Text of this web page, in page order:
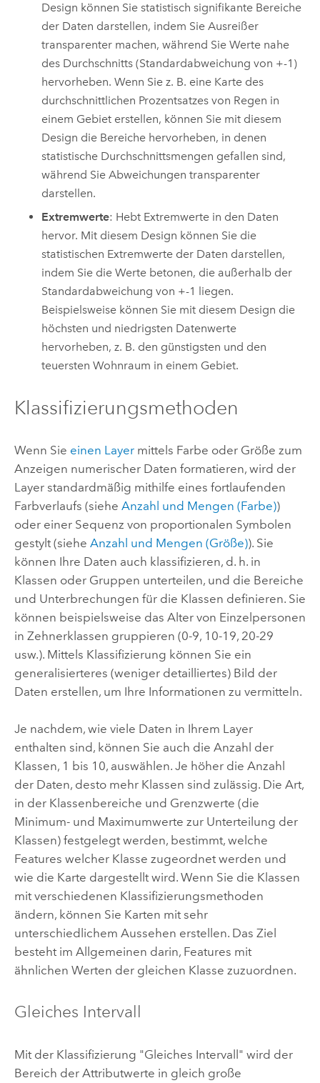
Design können Sie statistisch signifikante Bereiche
der Daten darstellen, indem Sie Ausreißer
transparenter machen, während Sie Werte nahe
des Durchschnitts (Standardabweichung von +-1)
hervorheben. Wenn Sie z. B. eine Karte des
durchschnittlichen Prozentsatzes von Regen in
einem Gebiet erstellen, können Sie mit diesem
Design die Bereiche hervorheben, in denen
statistische Durchschnittsmengen gefallen sind,
während Sie Abweichungen transparenter
darstellen.
Extremwerte: Hebt Extremwerte in den Daten
hervor. Mit diesem Design können Sie die
statistischen Extremwerte der Daten darstellen,
indem Sie die Werte betonen, die außerhalb der
Standardabweichung von +-1 liegen.
Beispielsweise können Sie mit diesem Design die
höchsten und niedrigsten Datenwerte
hervorheben, z. B. den günstigsten und den
teuersten Wohnraum in einem Gebiet.
Klassifizierungsmethoden
Wenn Sie einen Layermittels Farbe oder Größe zum
Anzeigen numerischer Daten formatieren, wird der
Layer standardmäßig mithilfe eines fortlaufenden
Farbverlaufs (siehe Anzahl und Mengen (Farbe))
oder einer Sequenz von proportionalen Symbolen
gestylt (siehe Anzahl und Mengen (Größe)). Sie
können Ihre Daten auch klassifizieren, d. h. in
Klassen oder Gruppen unterteilen, und die Bereiche
und Unterbrechungen für die Klassen definieren. Sie
können beispielsweise das Alter von Einzelpersonen
in Zehnerklassen gruppieren (0-9, 10-19, 20-29
usw.). Mittels Klassifizierung können Sie ein
generalisierteres (weniger detailliertes) Bild der
Daten erstellen, um Ihre Informationen zu vermitteln.
Je nachdem, wie viele Daten in Ihrem Layer
enthalten sind, können Sie auch die Anzahl der
Klassen, 1 bis 10, auswählen. Je höher die Anzahl
der Daten, desto mehr Klassen sind zulässig. Die Art,
in der Klassenbereiche und Grenzwerte (die
Minimum- und Maximumwerte zur Unterteilung der
Klassen) festgelegt werden, bestimmt, welche
Features welcher Klasse zugeordnet werden und
wie die Karte dargestellt wird. Wenn Sie die Klassen
mit verschiedenen Klassifizierungsmethoden
ändern, können Sie Karten mit sehr
unterschiedlichem Aussehen erstellen. Das Ziel
besteht im Allgemeinen darin, Features mit
ähnlichen Werten der gleichen Klasse zuzuordnen.
Gleiches Intervall
Mit der Klassifizierung "Gleiches Intervall" wird der
Bereich der Attributwerte in gleich große